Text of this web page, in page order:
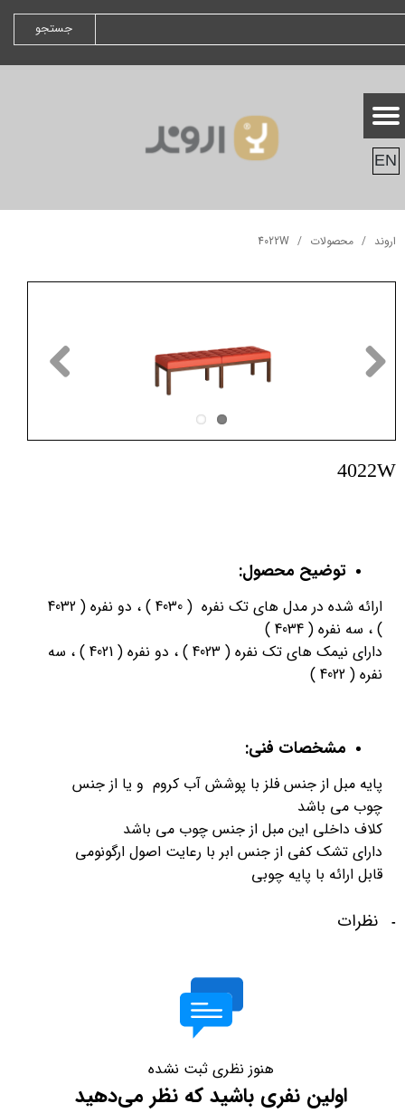
جستجو
EN
اروند محصولات 4022W
4022W
توضیح محصول:
ارائه شده در مدل های تک نفره ( 4030 ) ، دو نفره ( 4032
) ، سه نفره ( 4034 )
دارای نیمک های تک نفره ( 4023 ) ، دو نفره ( 4021 ) ، سه
نفره ( 4022 )
مشخصات فنی:
پایه مبل از جنس فلز با پوشش آب کروم و یا از جنس
چوب می باشد
کلاف داخلی این مبل از جنس چوب می باشد
دارای تشک کفی از جنس ابر با رعایت اصول ارگونومی
قابل ارائه با پایه چوبی
نظرات
هنوز نظری ثبت نشده
اولین نفری باشید که نظر می‌دهید